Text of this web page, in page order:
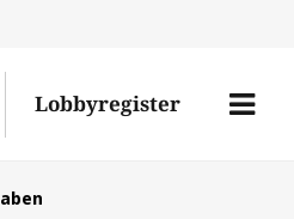
Lobbyregister
Menü